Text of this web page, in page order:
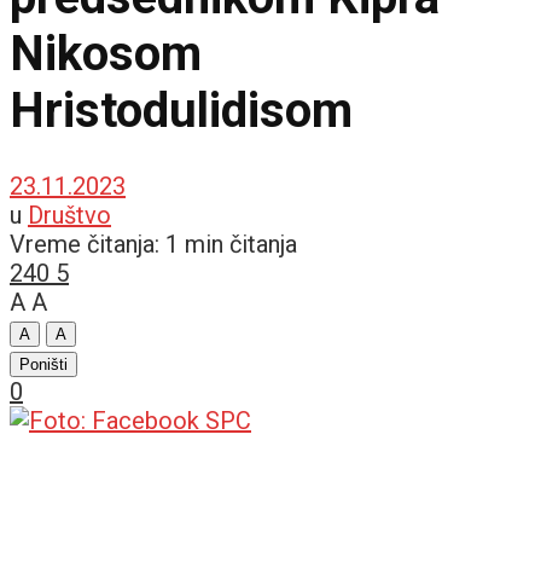
Nikosom
Hristodulidisom
23.11.2023
u Društvo
Vreme čitanja: 1 min čitanja
240 5
A A
A
A
Poništi
0